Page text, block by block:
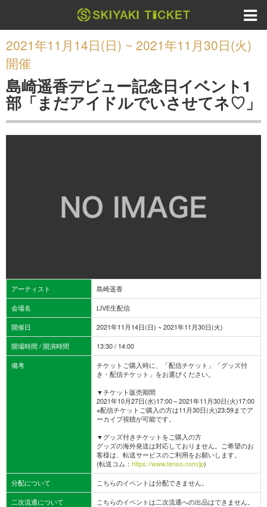
2021年11月14日(日) ~ 2021年11月30日(火)
開催
島崎遥香デビュー記念日イベント1
部「まだアイドルでいさせてネ♡」
アーティスト
島崎遥香
会場名
LIVE生配信
開催日
2021年11月14日(日) ~ 2021年11月30日(火)
開場時間 / 開演時間
13:30 / 14:00
備考
チケットご購入時に、「配信チケット」「グッズ付
き・配信チケット」をお選びください。
▼チケット販売期間
2021年10月27日(水)17:00～2021年11月30日(火)17:00
※配信チケットご購入の方は11月30日(火)23:59までア
ーカイブ視聴が可能です。
▼グッズ付きチケットをご購入の方
グッズの海外発送は対応しておりません。ご希望のお
客様は、転送サービスのご利用をお願いします。
(転送コム： https://www.tenso.com/jp)
分配について
こちらのイベントは分配できません。
二次流通について
こちらのイベントは二次流通への出品はできません。